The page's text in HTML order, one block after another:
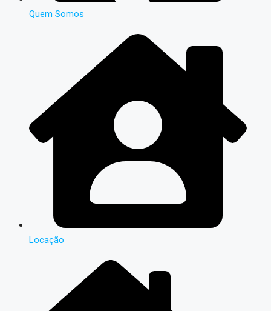
Quem Somos
Locação